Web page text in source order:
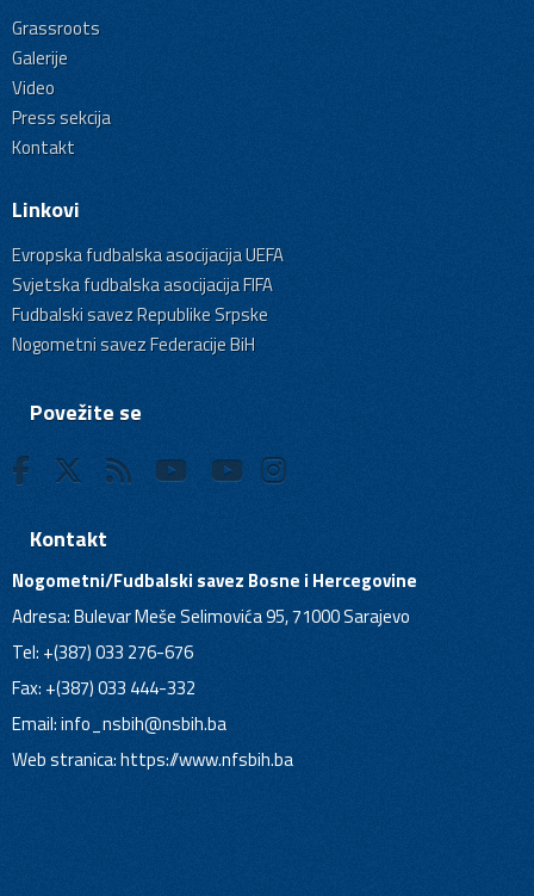
Grassroots
Galerije
Video
Press sekcija
Kontakt
Linkovi
Evropska fudbalska asocijacija UEFA
Svjetska fudbalska asocijacija FIFA
Fudbalski savez Republike Srpske
Nogometni savez Federacije BiH
Povežite se
Kontakt
Nogometni/Fudbalski savez Bosne i Hercegovine
Adresa: Bulevar Meše Selimovića 95, 71000 Sarajevo
Tel: +(387) 033 276-676
Fax: +(387) 033 444-332
Email:info_nsbih@nsbih.ba
Web stranica: https://www.nfsbih.ba